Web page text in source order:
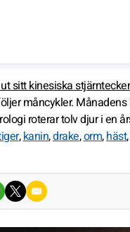
sitt kinesiska
måncykler.
roterar tolv djur i en
,kanin,drake,orm,häst,